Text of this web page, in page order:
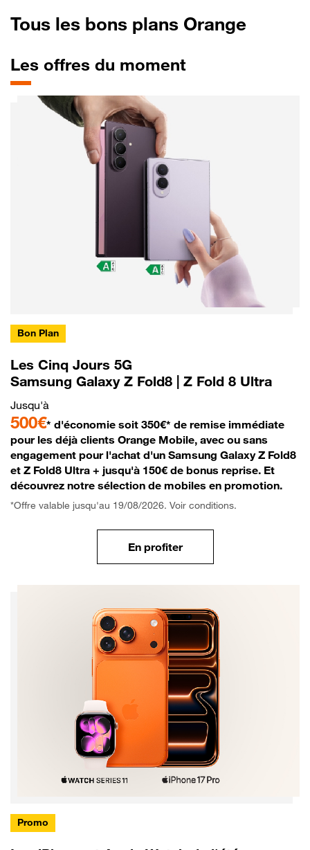
Tous les bons plans Orange
Les offres du moment
Bon Plan
Les Cinq Jours 5G
Samsung Galaxy Z Fold8 | Z Fold 8 Ultra
Jusqu'à
500€* d'économie soit 350€* de remise immédiate
pour les déjà clients Orange Mobile, avec ou sans
engagement pour l'achat d'un Samsung Galaxy Z Fold8
et Z Fold8 Ultra + jusqu'à 150€ de bonus reprise. Et
découvrez notre sélection de mobiles en promotion.
*Offre valable jusqu'au 19/08/2026. Voir conditions.
En profiter
Promo